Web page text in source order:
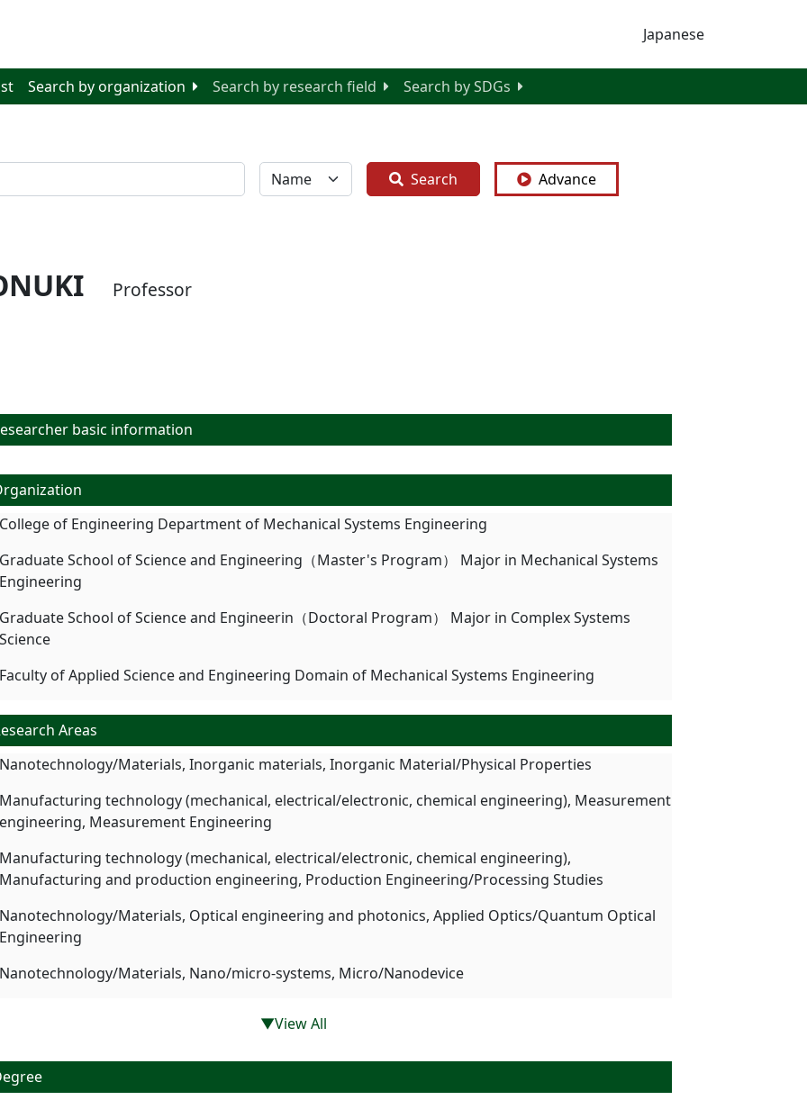
Japanese
Search by organization Search by research field Search by SDGs
全体 Search Advance
Professor
basic information
College of Engineering Department of Mechanical Systems Engineering
Graduate School of Science and Engineering（Master's Program） Major in Mechanical Systems
Engineering
Graduate School of Science and Engineerin（Doctoral Program） Major in Complex Systems
Science
Faculty of Applied Science and Engineering Domain of Mechanical Systems Engineering
Areas
Nanotechnology/Materials, Inorganic materials, Inorganic Material/Physical Properties
Manufacturing technology (mechanical, electrical/electronic, chemical engineering), Measurement
engineering, Measurement Engineering
Manufacturing technology (mechanical, electrical/electronic, chemical engineering),
Manufacturing and production engineering, Production Engineering/Processing Studies
Nanotechnology/Materials, Optical engineering and photonics, Applied Optics/Quantum Optical
Engineering
Nanotechnology/Materials, Nano/micro-systems, Micro/Nanodevice
▼View All